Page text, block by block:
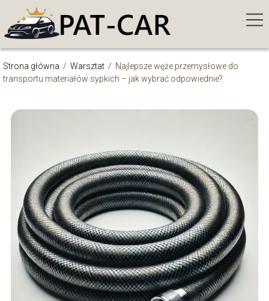
Strona główna / Warsztat / Najlepsze węże przemysłowe do
transportu materiałów sypkich – jak wybrać odpowiednie?